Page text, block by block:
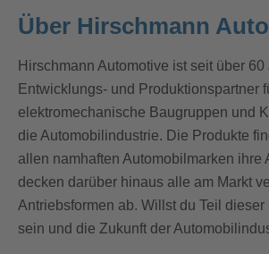
Über Hirschmann
Hirschmann Automotive ist seit über 60
Entwicklungs- und Produktionspartner
elektromechanische Baugruppen und
die Automobilindustrie. Die Produkte
allen namhaften Automobilmarken ihre
decken darüber hinaus alle am Markt
Antriebsformen ab. Willst du Teil
sein und die Zukunft der